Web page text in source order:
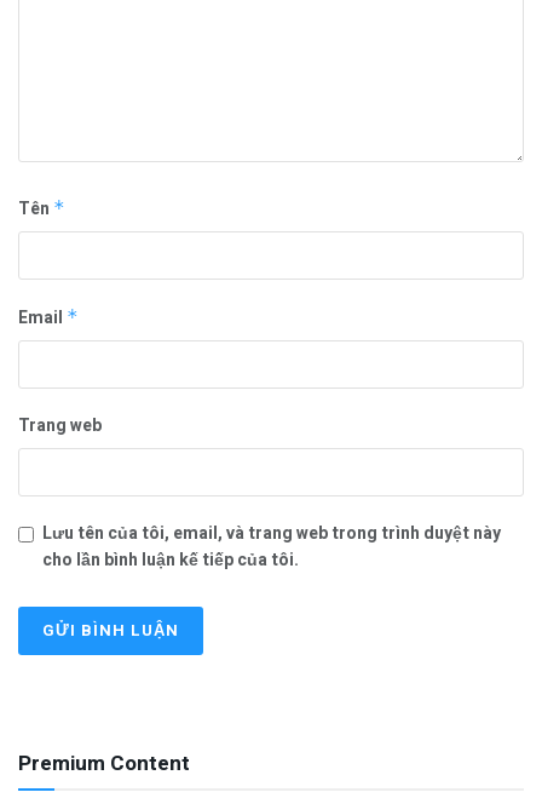
Tên *
Email *
Trang web
Lưu tên của tôi, email, và trang web trong trình duyệt này
cho lần bình luận kế tiếp của tôi.
Premium Content